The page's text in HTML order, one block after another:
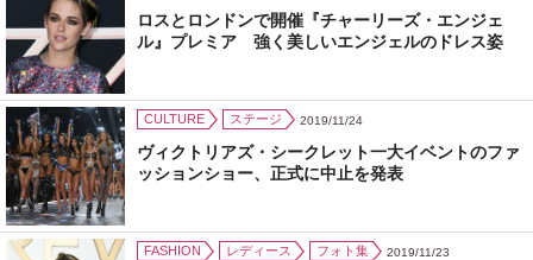
ロスとロンドンで開催『チャーリーズ・エンジェ
ル』プレミア 強く美しいエンジェルのドレス姿
CULTURE ステージ 2019/11/24
ヴィクトリアズ・シークレット一大イベントのファ
ッションショー、正式に中止を発表
FASHION レディース フォト集 2019/11/23